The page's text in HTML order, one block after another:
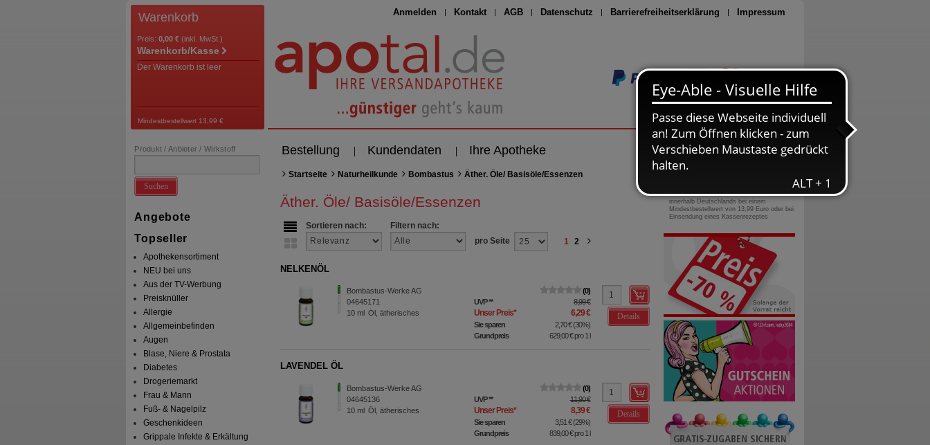
Anmelden Kontakt AGB Datenschutz Barrierefreiheitserklärung Impressum
Seite drucken
Warenkorb
Preis: 0,00 € (inkl. MwSt.)
Warenkorb/Kasse
Der Warenkorb ist leer
Mindestbestellwert 13,99 €
Bestellung Kundendaten Ihre Apotheke
Produkt / Anbieter / Wirkstoff
Suchen
Angebote
Topseller
Apothekensortiment
NEU bei uns
Aus der TV-Werbung
Preisknüller
Allergie
Allgemeinbefinden
Augen
Blase, Niere & Prostata
Diabetes
Drogeriemarkt
Frau & Mann
Fuß- & Nagelpilz
Geschenkideen
Grippale Infekte & Erkältung
Startseite Naturheilkunde Bombastus Äther. Öle/ Basisöle/Essenzen
Äther. Öle/ Basisöle/Essenzen
Sortieren nach:
Filtern nach:
pro Seite
1 2
NELKENÖL
Bombastus-Werke AG
04645171
10 ml Öl, ätherisches
0
UVP** 8,99 €
Unser Preis* 6,29 €
Sie sparen 2,70 €(30%)
Grundpreis
629,00 €pro 1 l
Details
LAVENDEL ÖL
Bombastus-Werke AG
04645136
10 ml Öl, ätherisches
0
UVP** 11,90 €
Unser Preis* 8,39 €
Sie sparen 3,51 €(29%)
Grundpreis
839,00 €pro 1 l
Details
0800-10 11 422
gebührenfreie Rufnummer
innerhalb Deutschlands bei einem
Mindestbestellwert von 13,99 Euro oder bei
Einsendung eines Kassenrezeptes